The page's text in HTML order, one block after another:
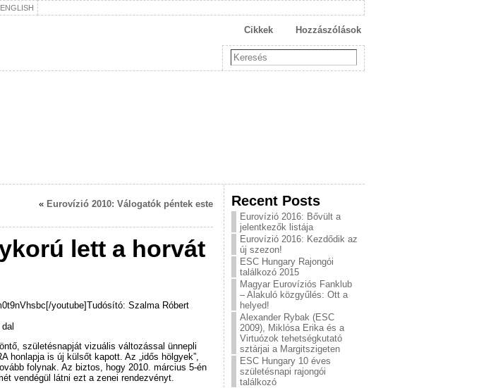
ENGLISH
Hozzászólások
Cikkek
« Eurovízió 2010: Válogatók péntek este
lett a horvát
youtube]Tudósító: Szalma Róbert
születésnapját vizuális változással ünnepli
honlapja is új külsőt kapott. Az „idős hölgyek”,
folynak. Az biztos, hogy 2010. március 5-én
vendégül látni ezt a zenei rendezvényt.
Recent Posts
Eurovízió 2016: Bővült a
jelentkezők listája
Eurovízió 2016: Kezdődik az
új szezon!
ESC Hungary Rajongói
találkozó 2015
Magyar Eurovíziós Fanklub
– Alakuló közgyűlés: Ott a
helyed!
Alexander Rybak (ESC
2009), Miklósa Erika és a
Virtuózok tehetségkutató
sztárjai a Margitszigeten
ESC Hungary 10 éves
születésnapi rajongói
találkozó